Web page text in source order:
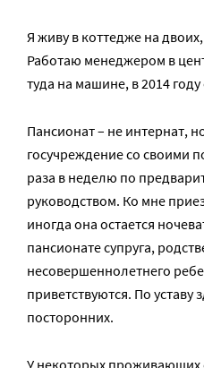
Я живу в коттедже на
Работаю менеджером в
туда на машине, в 2014
Пансионат – не интернат,
госучреждение со своими
раза в неделю по
руководством. Ко мне
иногда она остается
пансионате супруга,
несовершеннолетнего
приветствуются. По
посторонних.